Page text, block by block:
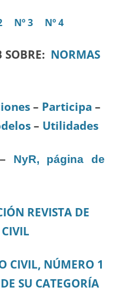
Nº 3 Nº 4
SOBRE: NORMAS
– Participa –
– Utilidades
NyR, página de
REVISTA DE
CIVIL, NÚMERO 1
SU CATEGORÍA